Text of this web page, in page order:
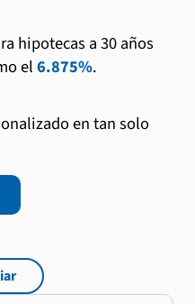
hipotecas a 30 años
el6.875%.
en tan solo